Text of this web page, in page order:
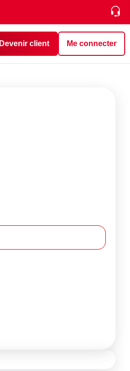
Devenir client Me connecter